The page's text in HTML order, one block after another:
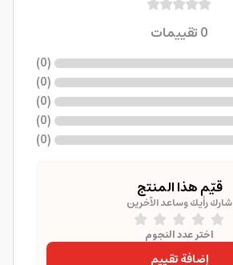
0تقييمات
(
0
)
(
0
)
(
0
)
(
0
)
(
0
)
قيّم هذا المنتج
شارك رأيك وساعد الآخرين
اختر عدد النجوم
إضافة تقييم